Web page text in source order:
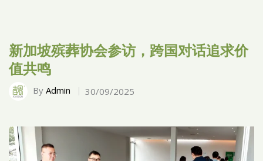
新加坡殡葬协会参访，跨国对话追求价
值共鸣
By Admin 30/09/2025